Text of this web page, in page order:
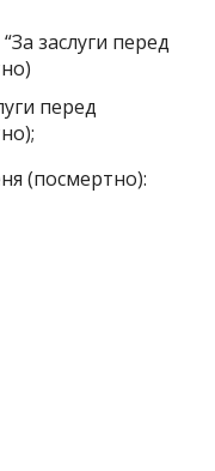
заслуги перед
перед
(посмертно):